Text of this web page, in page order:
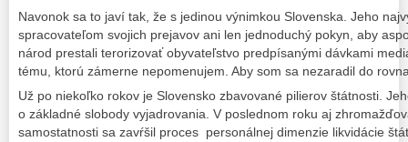
Navonok sa to javí tak, že s jedinou výnimkou Slovenska. Jeho
spracovateľom svojich prejavov ani len jednoduchý pokyn, aby
národ prestali terorizovať obyvateľstvo predpísanými dávkami
tému, ktorú zámerne nepomenujem. Aby som sa nezaradil do
Už po niekoľko rokov je Slovensko zbavované pilierov štátnosti.
o základné slobody vyjadrovania. V poslednom roku aj
samostatnosti sa zavŕšil proces personálnej dimenzie likvidácie